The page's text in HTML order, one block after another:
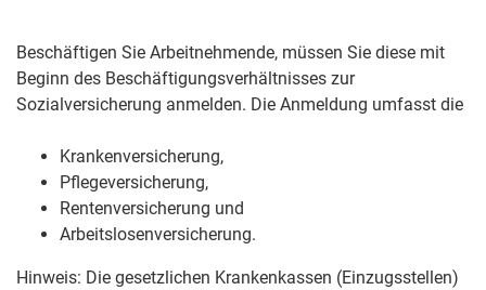
Beschäftigen Sie Arbeitnehmende, müssen Sie diese mit
Beginn des Beschäftigungsverhältnisses zur
Sozialversicherung anmelden. Die Anmeldung umfasst die
Krankenversicherung,
Pflegeversicherung,
Rentenversicherung und
Arbeitslosenversicherung.
Hinweis: Die gesetzlichen Krankenkassen (Einzugsstellen)